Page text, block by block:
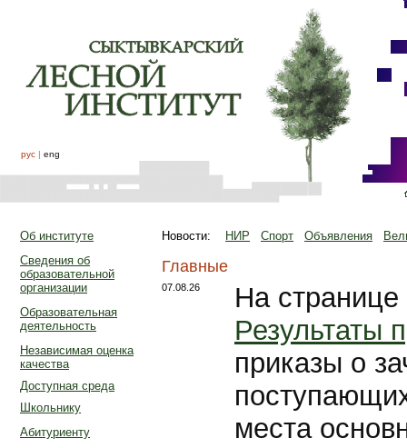
рус | eng
Об институте
Сведения об
образовательной
организации
Образовательная
деятельность
Независимая оценка
качества
Доступная среда
Школьнику
Абитуриенту
Новости: НИР Спорт Объявления
Главные
07.08.26
На странице
Результаты
приказы о
места